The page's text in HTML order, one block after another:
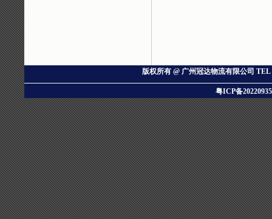
版权所有 @ 广州冠达物流有限公司 TEL
粤ICP备